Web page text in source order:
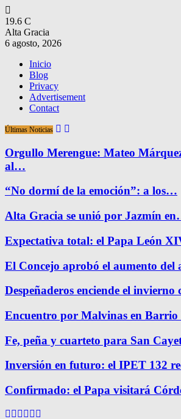
19.6 C
Alta Gracia
6 agosto, 2026
Inicio
Blog
Privacy
Advertisement
Contact
Últimas Noticias
Orgullo Merengue: Mateo
al…
“No dormí de la emoción”: a los…
Alta Gracia se unió por Jazmín
Expectativa total: el Papa León
El Concejo aprobó el aumento
Despeñaderos enciende el
Encuentro por Malvinas en
Fe, peña y cuarteto para San
Inversión en futuro: el IPET 132
Confirmado: el Papa visitará
Facebook
Twitter
Instagram
Pinterest
Google